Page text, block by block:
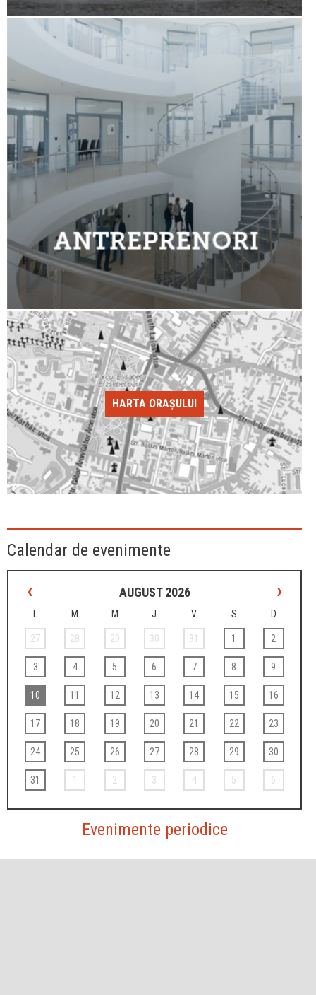
HARTA ORAȘULUI
Calendar de evenimente
‹ AUGUST 2026 ›
L M M J V S D
27 28 29 30 31 1 2
3 4 5 6 7 8 9
10 11 12 13 14 15 16
17 18 19 20 21 22 23
24 25 26 27 28 29 30
31 1 2 3 4 5 6
Evenimente periodice